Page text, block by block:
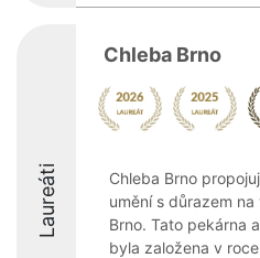
Laureáti
Chleba Brno
Chleba Brno
umění s důrazem
Brno. Tato pekárna
byla založena v